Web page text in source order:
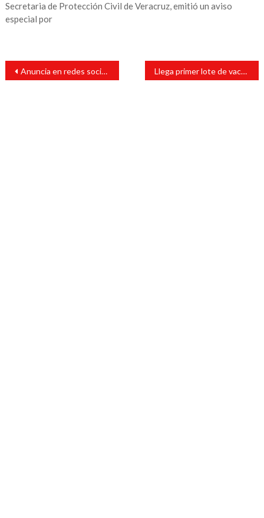
Secretaria de Protección Civil de Veracruz, emitió un aviso
especial por
Navegación
entradas
Anuncia en redes sociales Julio Ortega gestión para boulevard. Llega primer lote de vacunas contra el COVID a Veracruz